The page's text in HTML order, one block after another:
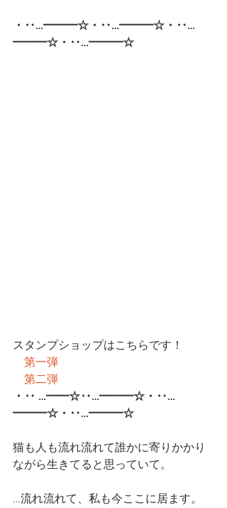
・‥…━━━☆・‥…━━━☆・‥…
━━━☆・‥…━━━☆
スタンプショップはこちらです！
第一弾
第二弾
・‥ …━━☆‥…━━━☆・‥…
━━━☆・‥…━━━☆
猫も人も流れ流れて誰かに寄りかかり
ながら生きてると思っていて。
…流れ流れて、私も今ここに居ます。